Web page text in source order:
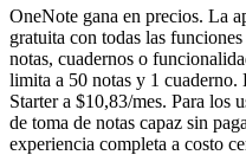
OneNote gana en precios. La
gratuita con todas las
notas, cuadernos o
limita a 50 notas y 1
Starter a $10,83/mes. Para los
de toma de notas capaz sin
experiencia completa a costo